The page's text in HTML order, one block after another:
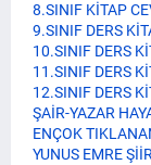
8.SINIF KİTAP
9.SINIF DERS
10.SINIF DERS
11.SINIF DERS
12.SINIF DERS
ŞAİR-YAZAR
ENÇOK
YUNUS EMRE